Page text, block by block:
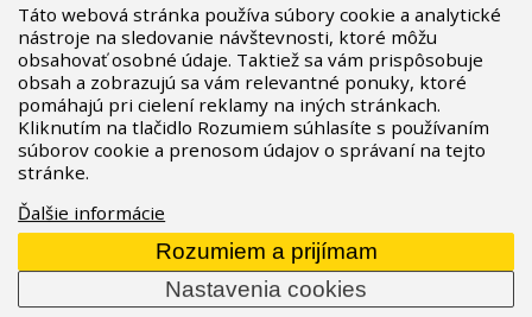
NAJBLIŽŠÍ PREDAJCOVIA
SRAM
Táto webová stránka používa súbory cookie a analytické
nástroje na sledovanie návštevnosti, ktoré môžu
obsahovať osobné údaje. Taktiež sa vám prispôsobuje
obsah a zobrazujú sa vám relevantné ponuky, ktoré
pomáhajú pri cielení reklamy na iných stránkach.
Kliknutím na tlačidlo Rozumiem súhlasíte s používaním
súborov cookie a prenosom údajov o správaní na tejto
stránke.
Ďalšie informácie
Rozumiem a prijímam
Nastavenia cookies